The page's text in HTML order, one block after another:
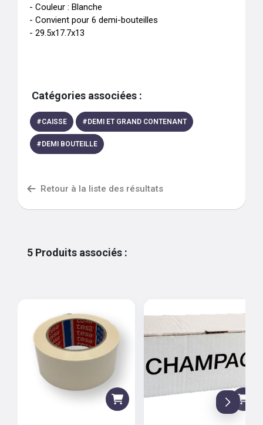
- Couleur : Blanche
- Convient pour 6 demi-bouteilles
- 29.5x17.7x13
Catégories associées :
#CAISSE # DEMI ET GRAND CONTENANT
# DEMI BOUTEILLE
Retour à la liste des résultats
5 Produits associés :